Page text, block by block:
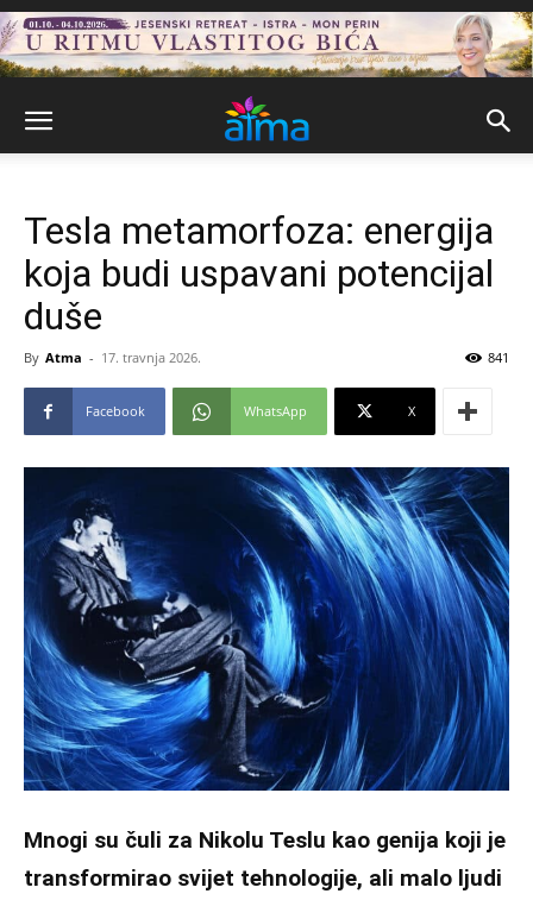
Tesla metamorfoza: energija
koja budi uspavani potencijal
duše
By Atma - 17. travnja 2026. 841
Facebook WhatsApp X
Mnogi su čuli za Nikolu Teslu kao genija koji je
transformirao svijet tehnologije, ali malo ljudi